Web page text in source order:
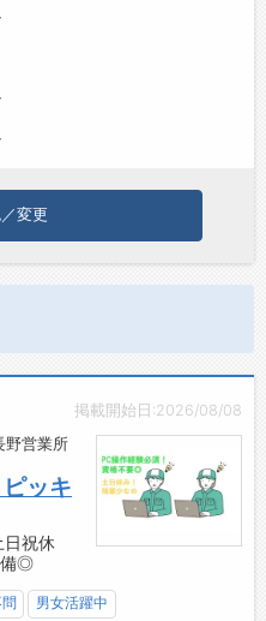
っており、転職だけでなく、
の再就職も可能です。 長野県
ね。
変更
掲載開始日:2026/08/08
野営業所
ッキ
祝休
備◎
男女活躍中